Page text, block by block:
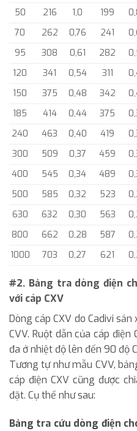
50
216 1,0 199
70
262 0,76 241
95
308 0,61 282
120
341 0,54 311
150
375 0,48 342
185
414 0,44 375
240
463 0,40 419
300
509 0,37 459
400
545 0,34 489
500
585 0,32 523
630
632 0,30 563
800
662 0,28 587
1000
703 0,27 621
#2. Bảng tra dòng điện
với cáp CXV
Dòng cáp CXV do Cadivi
CVV. Ruột dẫn của cáp
đa ở nhiệt độ lên đến 90 độ
Tương tự như mẫu CVV,
cáp điện CXV cũng được
đặt. Cụ thể như sau:
Bảng tra cứu dòng điện